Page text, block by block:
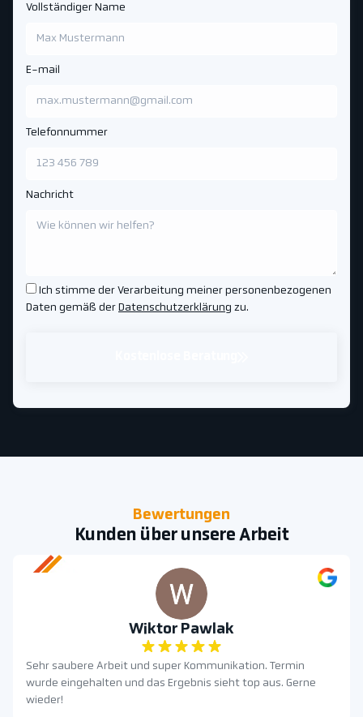
Vollständiger Name
E-mail
Telefonnummer
Nachricht
Ich stimme der Verarbeitung meiner personenbezogenen
Daten gemäß der Datenschutzerklärung zu.
Bewertungen
Kunden über unsere Arbeit
Wiktor Pawlak
Sehr saubere Arbeit und super Kommunikation. Termin
wurde eingehalten und das Ergebnis sieht top aus. Gerne
wieder!